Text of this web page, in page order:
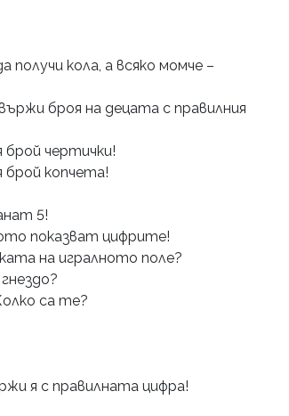
кола, а всяко момче –
броя на децата с правилния
чертички!
копчета!
5!
показват цифрите!
на игралното поле?
са те?
я с правилната цифра!